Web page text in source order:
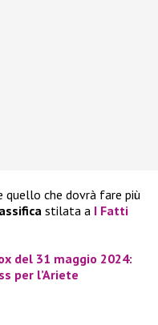
quello che dovrà fare più
stilata a I Fatti
del 31 maggio 2024:
per l’Ariete